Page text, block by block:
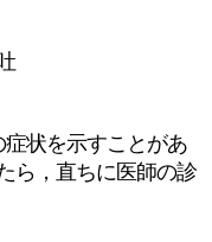
状を示すことがあ
ら，直ちに医師の診